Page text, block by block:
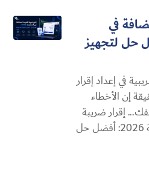
في
أفضل حل لتجهيز
في إعداد إقرار
إن الأخطاء
إقرار ضريبة
القيمة المضافة في السعودية 2026: أفضل حل